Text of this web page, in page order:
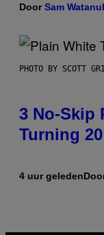
DoorSam
PHOTO BY SCOTT
3 No-Skip
Turning
4 uur geleden